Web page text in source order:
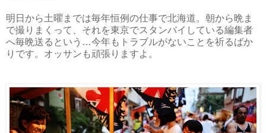
明日から土曜までは毎年恒例の仕事で北海道。朝から晩ま
で撮りまくって、それを東京でスタンバイしている編集者
へ毎晩送るという…今年もトラブルがないことを祈るばか
りです。オッサンも頑張りますよ。